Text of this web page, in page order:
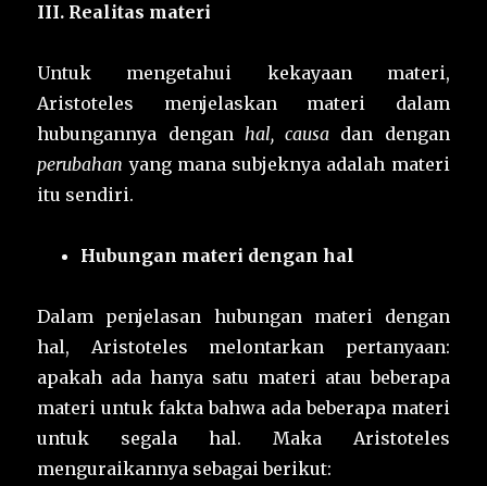
III. Realitas materi
Untuk mengetahui kekayaan materi,
Aristoteles menjelaskan materi dalam
hubungannya dengan hal, causa dan dengan
perubahan yang mana subjeknya adalah materi
itu sendiri.
Hubungan materi dengan hal
Dalam penjelasan hubungan materi dengan
hal, Aristoteles melontarkan pertanyaan:
apakah ada hanya satu materi atau beberapa
materi untuk fakta bahwa ada beberapa materi
untuk segala hal. Maka Aristoteles
menguraikannya sebagai berikut: